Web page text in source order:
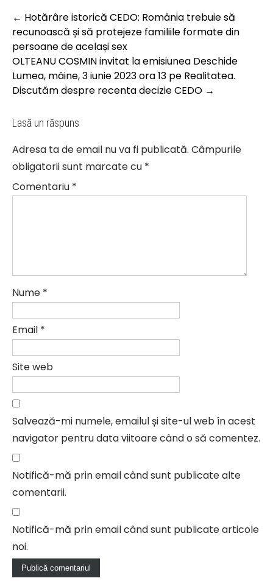
Post
navigation
← Hotărâre istorică CEDO: România trebuie să
recunoască și să protejeze familiile formate din
persoane de același sex
OLTEANU COSMIN invitat la emisiunea Deschide
Lumea, mâine, 3 iunie 2023 ora 13 pe Realitatea.
Discutăm despre recenta decizie CEDO →
Lasă un răspuns
Adresa ta de email nu va fi publicată. Câmpurile
obligatorii sunt marcate cu *
Comentariu *
Nume *
Email *
Site web
Salvează-mi numele, emailul și site-ul web în acest
navigator pentru data viitoare când o să comentez.
Notifică-mă prin email când sunt publicate alte
comentarii.
Notifică-mă prin email când sunt publicate articole
noi.